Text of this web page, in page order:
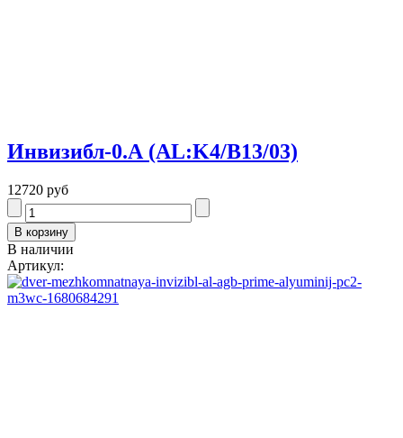
Инвизибл-0.А (AL:K4/В13/03)
12720 руб
В наличии
Артикул: